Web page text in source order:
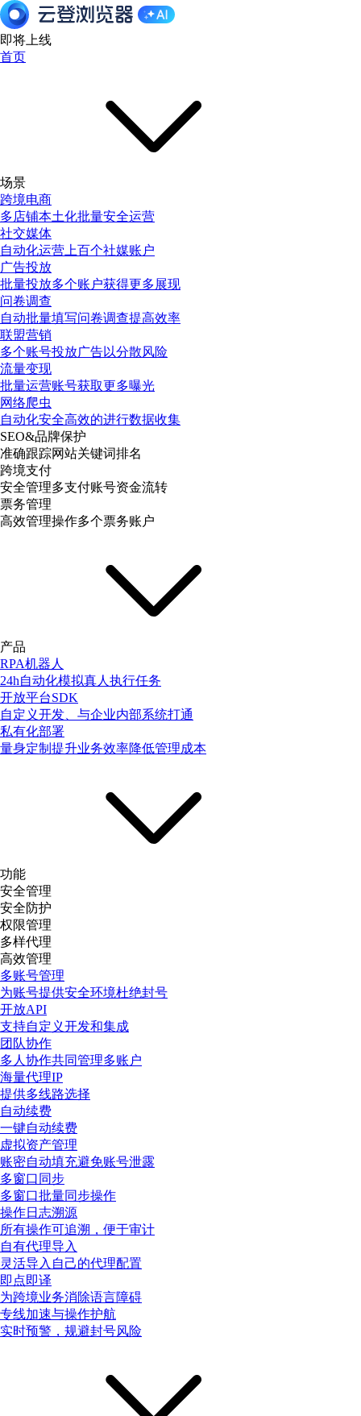
即将上线
首页
场景
跨境电商
多店铺本土化批量安全运营
社交媒体
自动化运营上百个社媒账户
广告投放
批量投放多个账户获得更多展现
问卷调查
自动批量填写问卷调查提高效率
联盟营销
多个账号投放广告以分散风险
流量变现
批量运营账号获取更多曝光
网络爬虫
自动化安全高效的进行数据收集
SEO&品牌保护
准确跟踪网站关键词排名
跨境支付
安全管理多支付账号资金流转
票务管理
高效管理操作多个票务账户
产品
RPA机器人
24h自动化模拟真人执行任务
开放平台SDK
自定义开发、与企业内部系统打通
私有化部署
量身定制提升业务效率降低管理成本
功能
安全管理
安全防护
权限管理
多样代理
高效管理
多账号管理
为账号提供安全环境杜绝封号
开放API
支持自定义开发和集成
团队协作
多人协作共同管理多账户
海量代理IP
提供多线路选择
自动续费
一键自动续费
虚拟资产管理
账密自动填充避免账号泄露
多窗口同步
多窗口批量同步操作
操作日志溯源
所有操作可追溯，便于审计
自有代理导入
灵活导入自己的代理配置
即点即译
为跨境业务消除语言障碍
专线加速与操作护航
实时预警，规避封号风险